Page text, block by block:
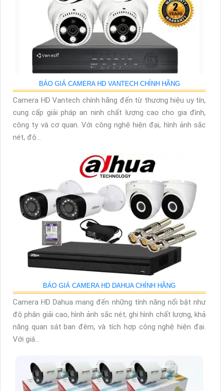
BÁO GIÁ CAMERA HD VANTECH CHÍNH HÃNG
Camera HD Vantech chính hãng đến từ thương hiệu uy tín,
cung cấp giải pháp an ninh chất lượng cao cho gia đình,
công ty và cơ quan. Với công nghệ hiện đại, hình ảnh sắc
nét, độ...
BÁO GIÁ CAMERA HD DAHUA CHÍNH HÃNG
Camera HD Dahua mang đến những tính năng nổi bật như
độ phân giải cao, hình ảnh sắc nét, ghi hình chất lượng, khả
năng quan sát ban đêm, và tích hợp công nghệ hiện đại.
Với giá...